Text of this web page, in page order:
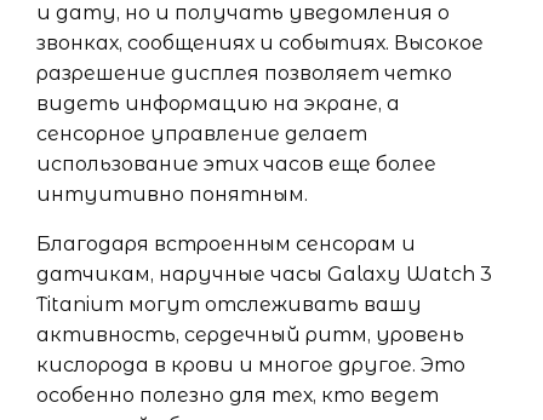
и дату, но и получать уведомления о
звонках, сообщениях и событиях. Высокое
разрешение дисплея позволяет четко
видеть информацию на экране, а
сенсорное управление делает
использование этих часов еще более
интуитивно понятным.
Благодаря встроенным сенсорам и
датчикам, наручные часы Galaxy Watch 3
Titanium могут отслеживать вашу
активность, сердечный ритм, уровень
кислорода в крови и многое другое. Это
особенно полезно для тех, кто ведет